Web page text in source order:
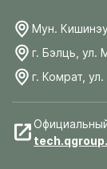
Мун.
г. Бэлць, ул.
г. Комрат,